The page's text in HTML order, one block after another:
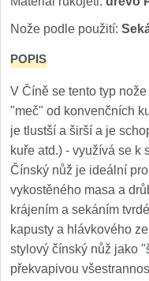
Nože Samura MO-V
Nože Samura
Ostřiče nožů V-
Brousky na nože 9
Doplňky a díly 4
Doprodej 11
Dárky
Nože podle použití:
POPIS
V Číně se tento typ
"meč" od konvenčních
je tlustší a širší a je
kuře atd.) - využívá se k
Čínský nůž je ideální
vykostěného masa a
krájením a sekáním
kapusty a hlávkového
stylový čínský nůž jako
překvapivou